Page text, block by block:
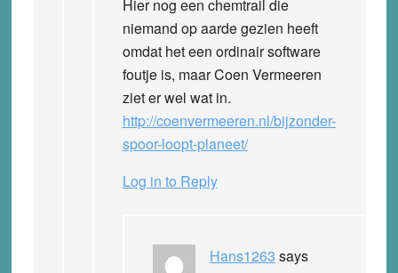
Hier nog een chemtrail die
niemand op aarde gezien heeft
omdat het een ordinair software
foutje is, maar Coen Vermeeren
ziet er wel wat in.
http://coenvermeeren.nl/bijzonder-
spoor-loopt-planeet/
Log in to Reply
Hans1263 says